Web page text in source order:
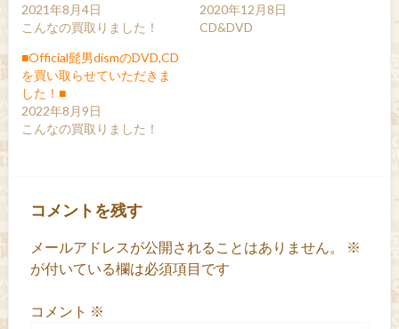
2021年8月4日
こんなの買取りました！
2020年12月8日
CD&DVD
■Official髭男dismのDVD,CD
を買い取らせていただきま
した！■
2022年8月9日
こんなの買取りました！
コメントを残す
メールアドレスが公開されることはありません。
※
が付いている欄は必須項目です
コメント ※